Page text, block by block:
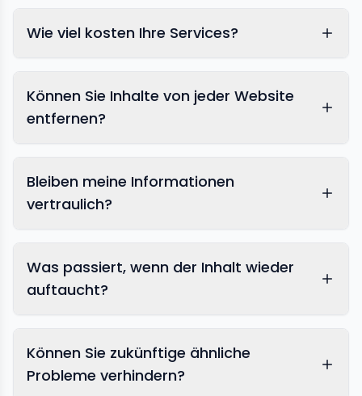
Wie viel kosten Ihre Services?
Können Sie Inhalte von jeder Website
entfernen?
Bleiben meine Informationen
vertraulich?
Was passiert, wenn der Inhalt wieder
auftaucht?
Können Sie zukünftige ähnliche
Probleme verhindern?